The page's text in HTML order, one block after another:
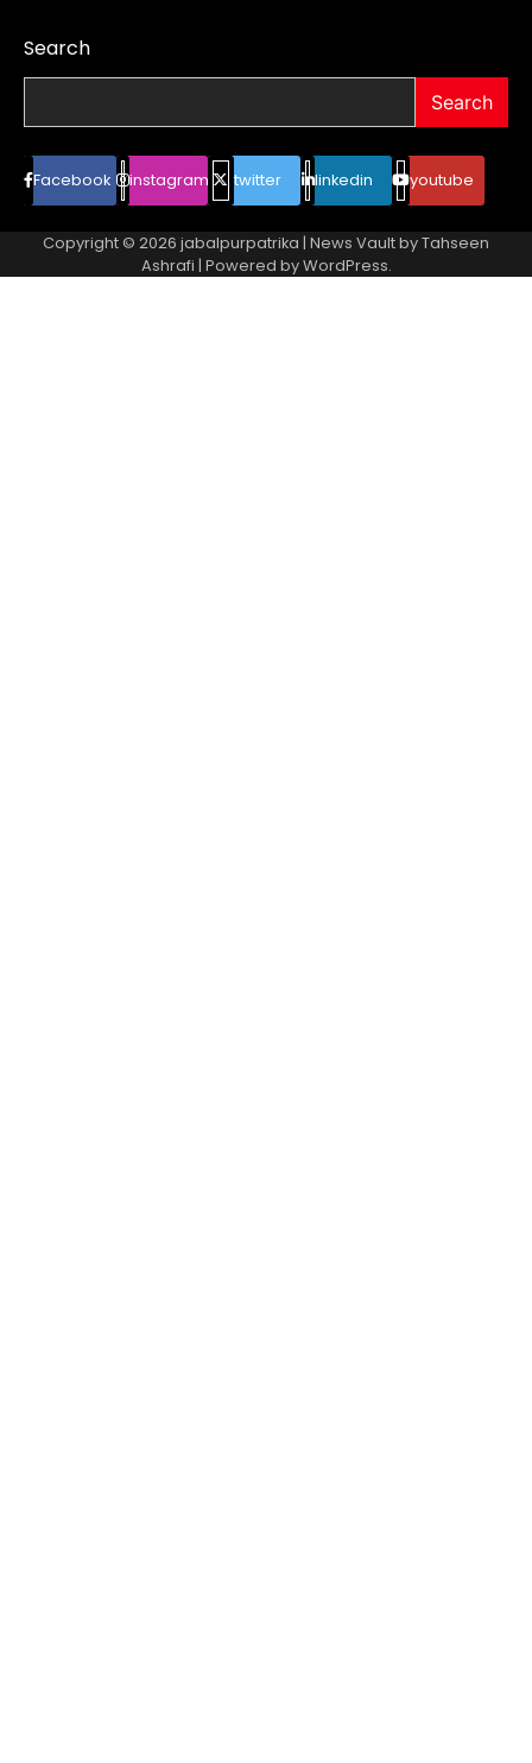
Search
Search
Facebook instagram twitter linkedin youtube
Copyright © 2026 jabalpurpatrika | News Vault byTahseen
Ashrafi | Powered byWordPress.